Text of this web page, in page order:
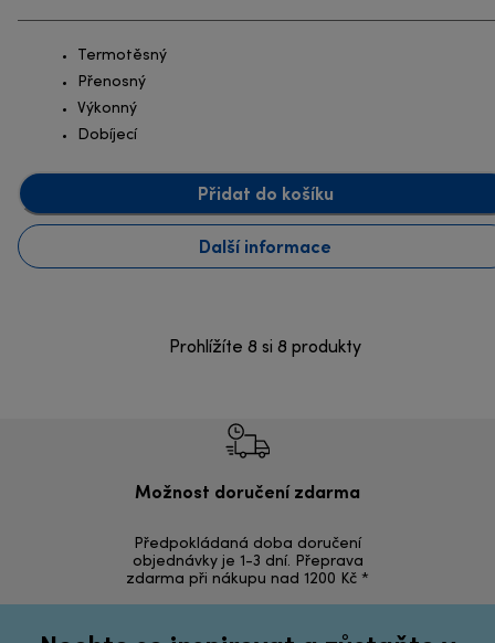
Termotěsný
Přenosný
Výkonný
Dobíjecí
Přidat do košíku
Další informace
Prohlížíte 8 si 8 produkty
Možnost doručení zdarma
Předpokládaná doba doručení
objednávky je 1-3 dní. Přeprava
zdarma při nákupu nad 1200 Kč *